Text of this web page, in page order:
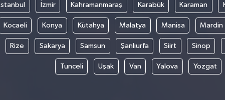
İstanbul İzmir Kahramanmaraş Karabük Karaman
Kocaeli Konya Kütahya Malatya Manisa Mardin
Rize Sakarya Samsun Şanlıurfa Siirt Sinop
Tunceli Uşak Van Yalova Yozgat